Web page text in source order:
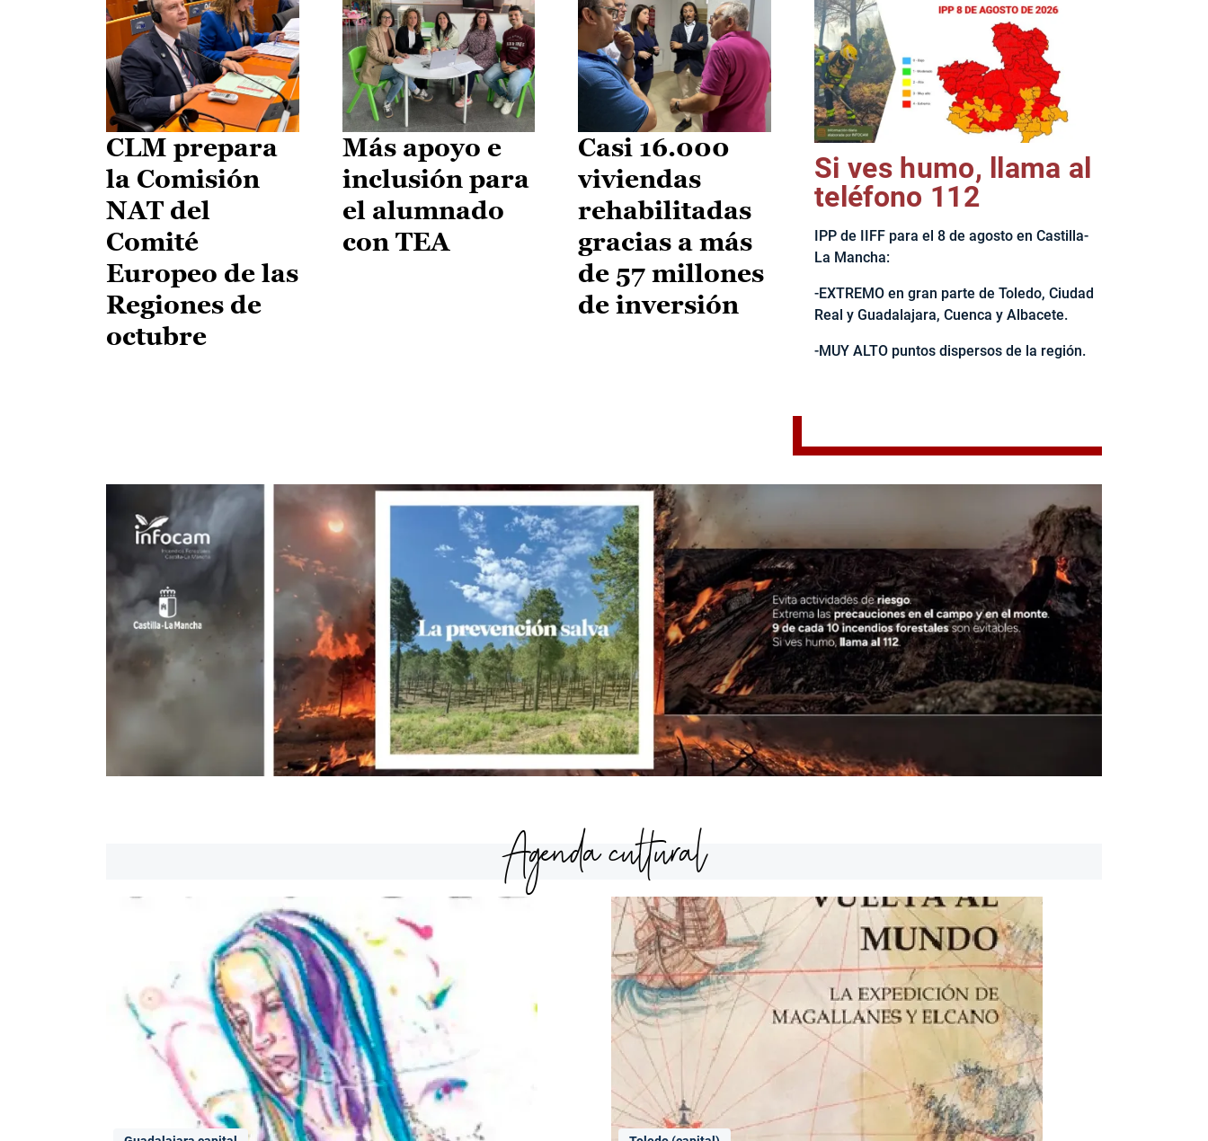
II Vuelta Ciclista CLM LEADER
CLM prepara
la Comisión
NAT del
Comité
Europeo de las
Regiones de
octubre
Más apoyo e
inclusión para
el alumnado
con TEA
Casi 16.000
viviendas
rehabilitadas
gracias a más
de 57 millones
de inversión
Si ves humo, llama al
teléfono 112
IPP de IIFF para el 8 de agosto en Castilla-
La Mancha:
-EXTREMO en gran parte de Toledo, Ciudad
Real y Guadalajara, Cuenca y Albacete.
-MUY ALTO puntos dispersos de la región.
Agenda cultural